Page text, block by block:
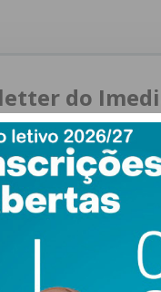
do
de forma